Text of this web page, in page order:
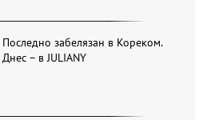
Последно забелязан в Кореком.
Днес – в JULIANY